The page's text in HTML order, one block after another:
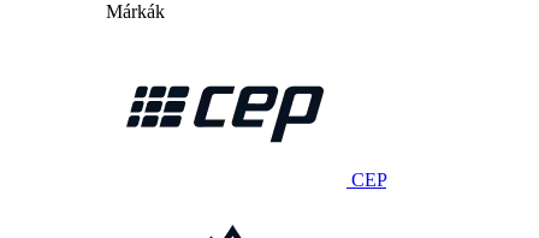
Márkák
CEP